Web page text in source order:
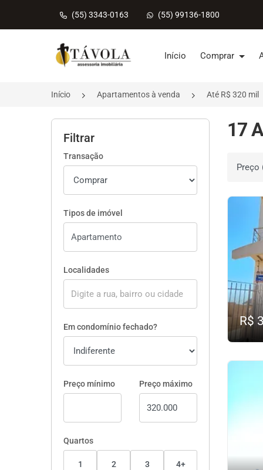
(55) 3343-0163 (55) 99136-1800
Página inicial
Início Comprar
Início Apartamentos à venda Até R$ 320 mil
Filtrar
Transação
Tipos de imóvel
Localidades
Em condomínio fechado?
Preço mínimo Preço máximo
Quartos
1 2 3 4+
17
Ordenar
R$